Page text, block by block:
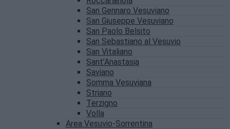
San Gennaro Vesuviano
San Giuseppe Vesuviano
San Paolo Belsito
San Sebastiano al Vesuvio
San Vitaliano
Sant’Anastasia
Saviano
Somma Vesuviana
Striano
Terzigno
Volla
Area Vesuvio-Sorrentina